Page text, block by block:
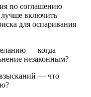
по соглашению
включить
для оспаривания
— когда
незаконным?
— что